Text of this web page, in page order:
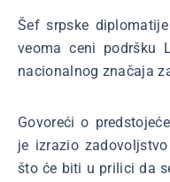
Šef srpske
veoma ceni podršku
nacionalnog značaja
Govoreći o
je izrazio
što će biti u prilici da